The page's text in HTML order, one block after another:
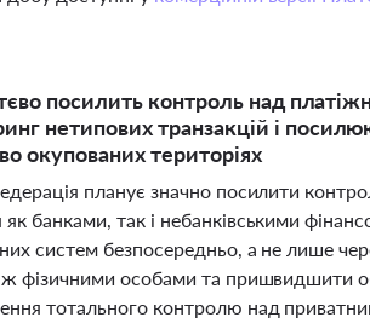
посилить контроль над
нетипових транзакцій і
окупованих територіях
планує значно посилити
банками, так і небанківськими
систем безпосередньо, а не лише
фізичними особами та
тотального контролю над